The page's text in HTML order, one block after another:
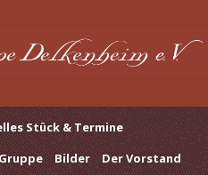
Stück & Termine
Bilder Der Vorstand